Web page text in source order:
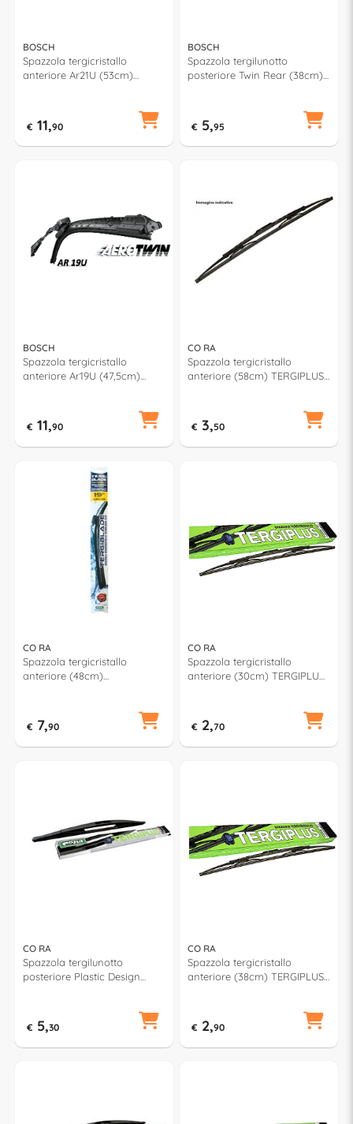
BOSCH
Spazzola tergicristallo
anteriore Ar21U (53cm)
€ 11,90
BOSCH
Spazzola tergilunotto
posteriore Twin Rear (38cm)
€ 5,95
BOSCH
Spazzola tergicristallo
anteriore Ar19U (47,5cm)
€ 11,90
CO RA
Spazzola tergicristallo
anteriore (58cm) TERGIPLUS
€ 3,50
CO RA
Spazzola tergicristallo
anteriore (48cm)
€ 7,90
CO RA
Spazzola tergicristallo
anteriore (30cm) TERGIPLUS
€ 2,70
CO RA
Spazzola tergilunotto
posteriore Plastic Design
€ 5,30
CO RA
Spazzola tergicristallo
anteriore (38cm) TERGIPLUS
€ 2,90